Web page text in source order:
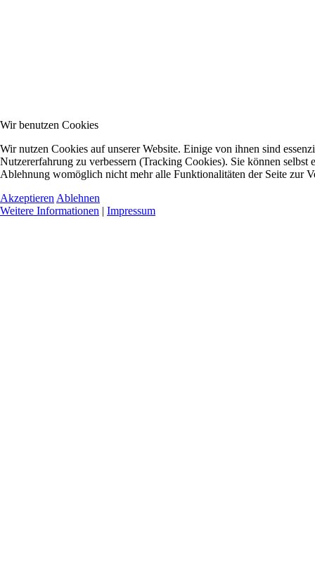
Wir benutzen Cookies
Wir nutzen Cookies auf unserer Website. Einige von ihnen sind
Nutzererfahrung zu verbessern (Tracking Cookies). Sie können selbst
Ablehnung womöglich nicht mehr alle Funktionalitäten der Seite zur
Akzeptieren Ablehnen
Weitere Informationen | Impressum